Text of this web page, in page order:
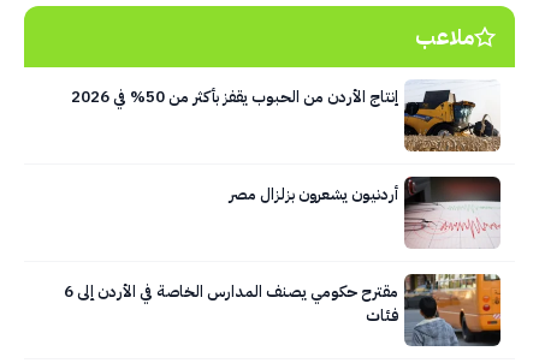
ملاعب
إنتاج الأردن من الحبوب يقفز بأكثر من 50% في 2026
أردنيون يشعرون بزلزال مصر
مقترح حكومي يصنف المدارس الخاصة في الأردن إلى 6
فئات